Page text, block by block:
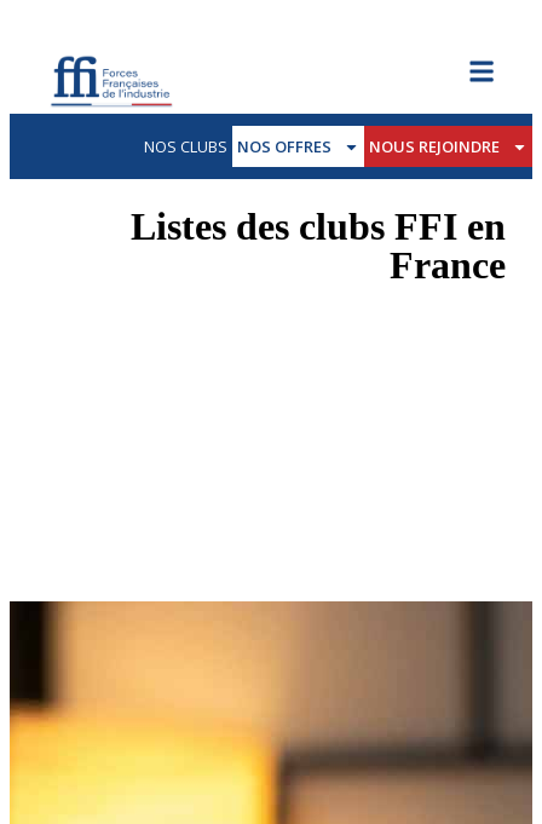
NOS CLUBS NOS OFFRES NOUS REJOINDRE
Listes des clubs FFI en
France